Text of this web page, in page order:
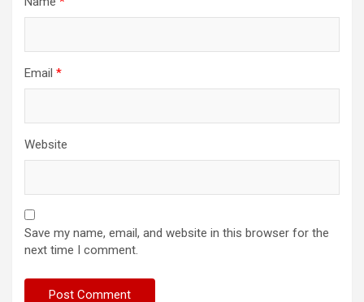
Email *
Website
Save my name, email, and website in this browser for the
next time I comment.